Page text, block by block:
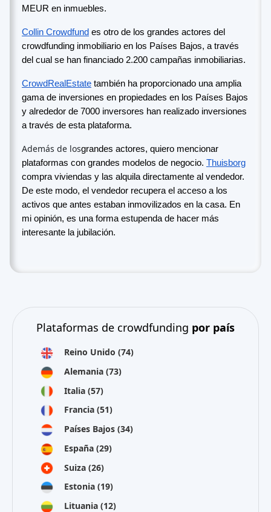
MEUR en inmuebles.
Collin Crowdfund es otro de los grandes actores del
crowdfunding inmobiliario en los Países Bajos, a través
del cual se han financiado 2.200 campañas inmobiliarias.
CrowdRealEstate también ha proporcionado una amplia
gama de inversiones en propiedades en los Países Bajos
y alrededor de 7000 inversores han realizado inversiones
a través de esta plataforma.
Además de losgrandes actores, quiero mencionar
plataformas con grandes modelos de negocio. Thuisborg
compra viviendas y las alquila directamente al vendedor.
De este modo, el vendedor recupera el acceso a los
activos que antes estaban inmovilizados en la casa. En
mi opinión, es una forma estupenda de hacer más
interesante la jubilación.
Plataformas de crowdfunding por país
Reino Unido (74)
Alemania (73)
Italia (57)
Francia (51)
Países Bajos (34)
España (29)
Suiza (26)
Estonia (19)
Lituania (12)